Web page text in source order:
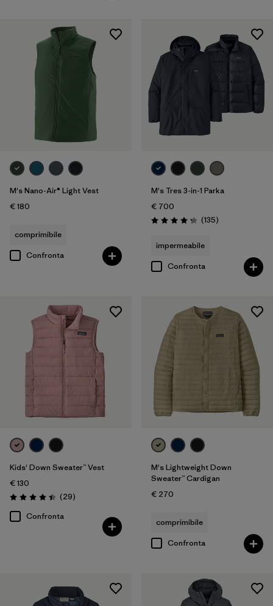
M's Nano-Air® Light Vest
€ 180
comprimibile
Confronta
M's Tres 3-in-1 Parka
€ 700
Valutazione: 4.2 / 5
(135Recensioni
)
impermeabile
Confronta
Kids' Down Sweater™ Vest
€ 130
Valutazione: 4.4 / 5
(29Recensioni
)
Confronta
M's Lightweight Down
Sweater™ Cardigan
€ 270
comprimibile
Confronta